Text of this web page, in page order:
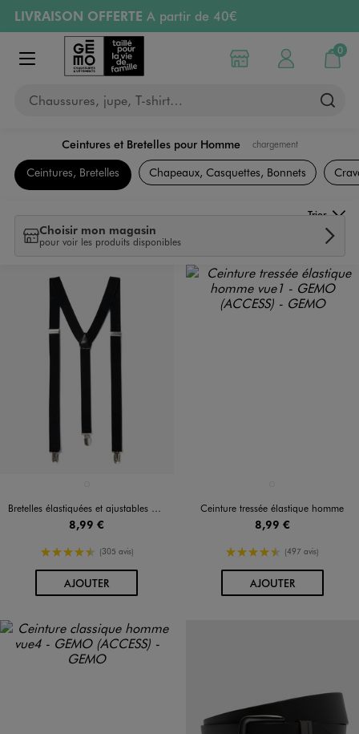
Aller au contenu principal
Aller à la navigation
LIVRAISON OFFERTE A partir de 40€
RETRAIT ET LIVRAISON OFFERTE
en magasin
PAYEZ EN 3x SANS FRAIS
Retours OFFERTS
pendant 30 jours
Afficher le menu
Chaussures, jupe, T-shirt…
Choisir mon magasin
Mon compte
0
Mon
Ceintures et Bretelles pour Homme chargement
Accessoires et sacs
Ceintures, Bretelles Chapeaux, Casquettes, Bonnets
Choisir mon magasin
pour voir les produits disponibles
Trier
Bretelles élastiquées et ajustables homme
8,99 €
4.5/5 de moyenne
(305 avis)
AJOUTERAU PANIER
Ceinture tressée élastique homme
8,99 €
4.5/5 de moyenne
(497 avis)
AJOUTERAU PANIER